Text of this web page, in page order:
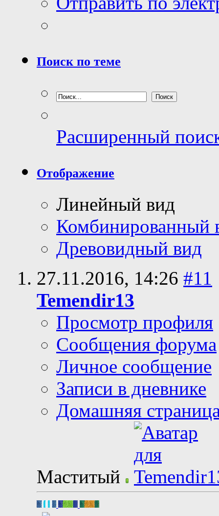
Поиск по теме
Расширенный
Отображение
Линейный вид
Комбинированный
Древовидный вид
27.11.2016, 14:26 #11
Temendir13
Просмотр профиля
Сообщения форума
Личное сообщение
Записи в дневнике
Домашняя
Маститый